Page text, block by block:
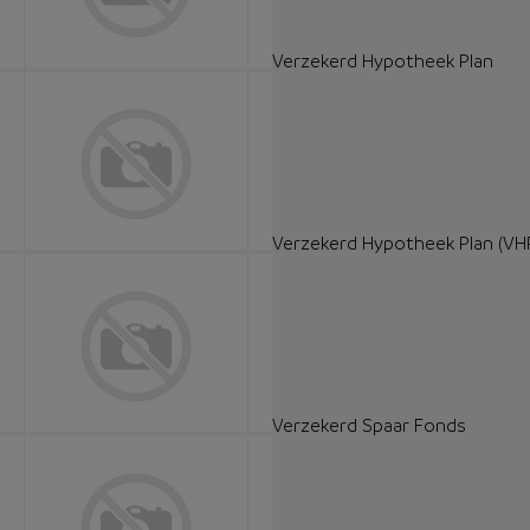
Verzekerd Hypotheek Plan
Verzekerd Hypotheek Plan
Verzekerd Spaar Fonds